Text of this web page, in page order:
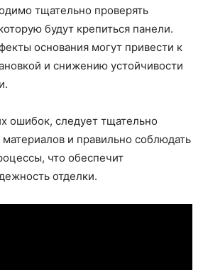
тщательно проверять
будут крепиться панели.
основания могут привести к
и снижению устойчивости
ошибок, следует тщательно
и правильно соблюдать
что обеспечит
отделки.